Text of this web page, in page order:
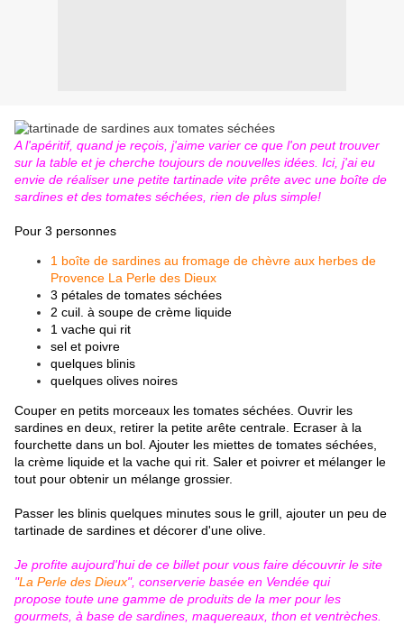
A l'apéritif, quand je reçois, j'aime varier ce que l'on peut trouver
sur la table et je cherche toujours de nouvelles idées. Ici, j'ai eu
envie de réaliser une petite tartinade vite prête avec une boîte de
sardines et des tomates séchées, rien de plus simple!
Pour 3 personnes
1 boîte de sardines au fromage de chèvre aux herbes de
Provence La Perle des Dieux
3 pétales de tomates séchées
2 cuil. à soupe de crème liquide
1 vache qui rit
sel et poivre
quelques blinis
quelques olives noires
Couper en petits morceaux les tomates séchées. Ouvrir les
sardines en deux, retirer la petite arête centrale. Ecraser à la
fourchette dans un bol. Ajouter les miettes de tomates séchées,
la crème liquide et la vache qui rit. Saler et poivrer et mélanger le
tout pour obtenir un mélange grossier.
Passer les blinis quelques minutes sous le grill, ajouter un peu de
tartinade de sardines et décorer d'une olive.
Je profite aujourd'hui de ce billet pour vous faire découvrir le site
"La Perle des Dieux", conserverie basée en Vendée qui
propose toute une gamme de produits de la mer pour les
gourmets, à base de sardines, maquereaux, thon et ventrèches.